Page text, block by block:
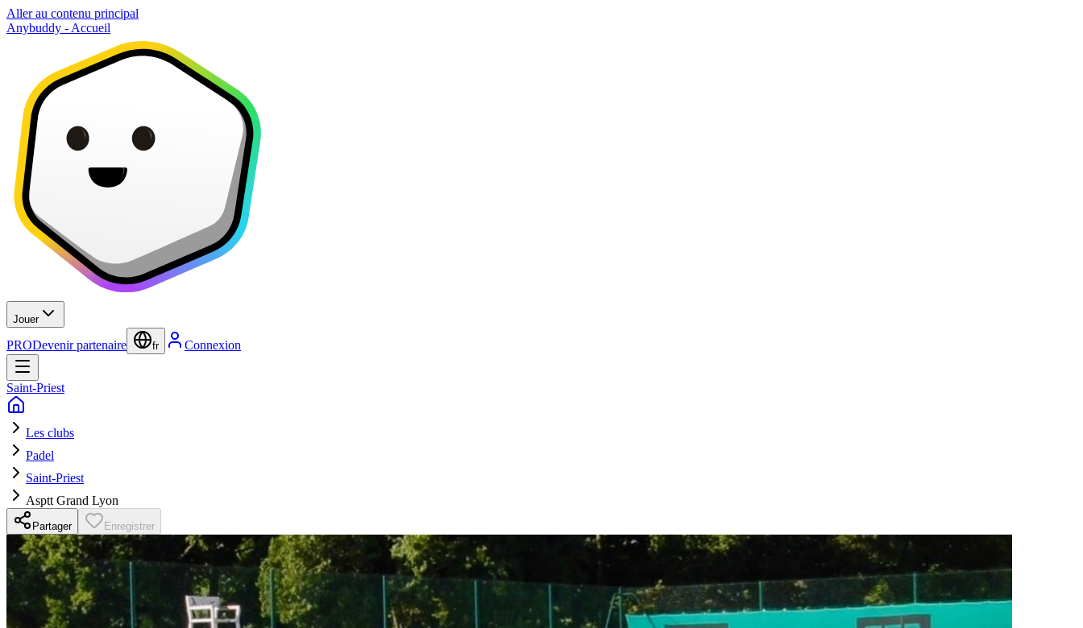
Aller au contenu principal
Anybuddy - Accueil
Jouer
PRODevenir partenaire fr Connexion
Saint-Priest
Les clubs
Padel
Saint-Priest
Asptt Grand Lyon
Partager Enregistrer